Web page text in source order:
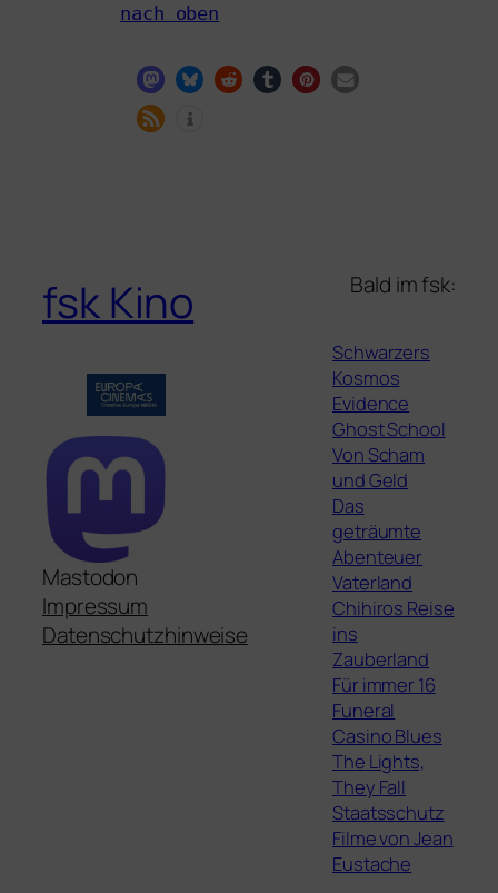
nach oben
fsk Kino
Mastodon
Impressum
Datenschutzhinweise
Bald im fsk:
Schwarzers
Kosmos
Evidence
Ghost School
Von Scham
und Geld
Das
geträumte
Abenteuer
Vaterland
Chihiros Reise
ins
Zauberland
Für immer 16
Funeral
Casino Blues
The Lights,
They Fall
Staatsschutz
Filme von Jean
Eustache